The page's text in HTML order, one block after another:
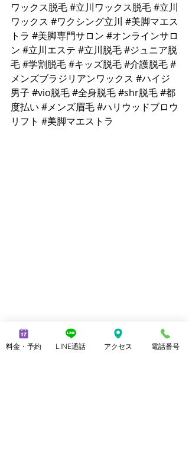
ワックス脱毛#立川ワックス脱毛#立川
ワックス #ワクシング立川 #美脚マエス
トラ #美脚専門サロン #オンラインサロ
ン #立川エステ #立川脱毛#ジュニア脱
毛#学割脱毛#キッズ脱毛#介護脱毛#
メンズブラジリアンワックス #ハイジ
男子 #vio脱毛#全身脱毛#shr脱毛#都
度払い #メンズ眉毛#ハリウッドブロウ
リフト #美脚マエストラ
料金・予約 LINE通話 アクセス 電話番号